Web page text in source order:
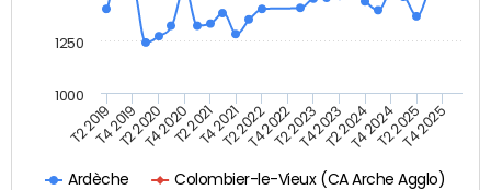
Ardèche Colombier-le-Vieux (CA Arche Agglo)
T2 2019T4 2019T2 2020T4 2020T2 2021T4 2021T2 2022T4 2022T2 2023T4 2023T2 2024T4 2024T2 2025T4 2025
1000
1250